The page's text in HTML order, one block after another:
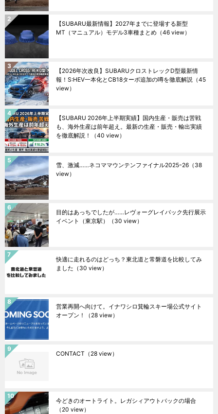
【SUBARU最新情報】2027年までに登場する新型
MT（マニュアル）モデル3車種まとめ （46 view）
【2026年次改良】SUBARUクロストレックD型最新情
報！S:HEV一本化とCB18ターボ追加の噂を徹底解説 （45
view）
【SUBARU 2026年上半期実績】国内生産・販売は苦戦
も、海外生産は前年超え。最新の生産・販売・輸出実績
を徹底解説！
（40 view）
雪、激減……ネコママウンテンファイナル2025ｰ26 （38
view）
目的はあっちでしたが……レヴォーグレイバック先行展示
イベント（東京駅）
（30 view）
快適に走れるのはどっち？東北道と常磐道を比較してみ
ました （30 view）
営業再開へ向けて。イナワシロ箕輪スキー場公式サイト
オープン！
（28 view）
CONTACT （28 view）
今どきのオートライト。レガシィアウトバックの場合
（20 view）